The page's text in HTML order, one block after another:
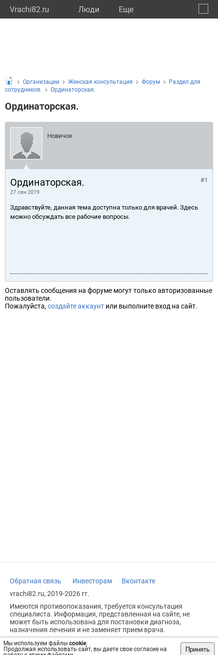
Vrachi82.ru Люди Eще
Мы используем файлы cookie.
Продолжая использовать сайт, вы даете свое согласие на
Принять
Организации Женская консультация Форум
Раздел для
сотрудников.
Ординаторская.
Ординаторская.
Новичок
Ординаторская.
27 сен 2019
#1
Здравствуйте, данная тема доступна только для врачей. Здесь
можно обсуждать все рабочие вопросы.
Оставлять сообщения на форуме могут только авторизованные
пользователи.
Пожалуйста, создайте аккаунт или выполните вход на сайт.
Обратная связь Инвесторам
Вконтакте
vrachi82.ru, 2019-2026 гг.
Имеются противопоказания, требуется консультация
специалиста. Информация, представленная на сайте, не
может быть использована для постановки диагноза,
назначения лечения и не заменяет прием врача.
Возрастное ограничение: 18+